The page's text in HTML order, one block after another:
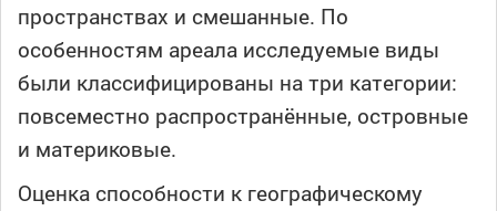
пространствах и смешанные. По
особенностям ареала исследуемые виды
были классифицированы на три категории:
повсеместно распространённые, островные
и материковые.
Оценка способности к географическому